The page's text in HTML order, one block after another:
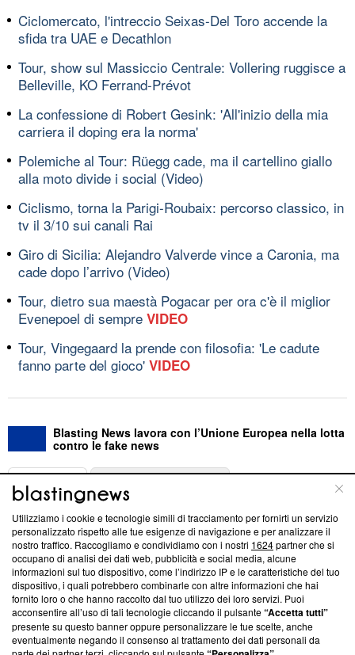
Ciclomercato, l'intreccio Seixas-Del Toro accende la
sfida tra UAE e Decathlon
Tour, show sul Massiccio Centrale: Vollering ruggisce a
Belleville, KO Ferrand-Prévot
La confessione di Robert Gesink: 'All'inizio della mia
carriera il doping era la norma'
Polemiche al Tour: Rüegg cade, ma il cartellino giallo
alla moto divide i social (Video)
Ciclismo, torna la Parigi-Roubaix: percorso classico, in
tv il 3/10 sui canali Rai
Giro di Sicilia: Alejandro Valverde vince a Caronia, ma
cade dopo l’arrivo (Video)
Tour, dietro sua maestà Pogacar per ora c'è il miglior
Evenepoel di sempre VIDEO
Tour, Vingegaard la prende con filosofia: 'Le cadute
fanno parte del gioco' VIDEO
Blasting News lavora con l’Unione Europea nella lotta
contro le fake news
ABOUT
Questa sezione offre informazioni trasparenti su Blasting
News, sui nostri processi editoriali e su come ci impegniamo a
creare news di qualità. Inoltre, afferma la nostra aderenza a
‘Trust Project - News with Integrity’Blasting News non è
ancora membro del programma, ma ha richiesto di farne
parte; Trust Project non ha ancora effettuato una verifica di
conformità agli standard.
Utilizziamo i cookie e tecnologie simili di tracciamento per fornirti un servizio
personalizzato rispetto alle tue esigenze di navigazione e per analizzare il
nostro traffico. Raccogliamo e condividiamo con i nostri 1624partner che si
occupano di analisi dei dati web, pubblicità e social media, alcune
informazioni sul tuo dispositivo, come l’indirizzo IP e le caratteristiche del tuo
dispositivo, i quali potrebbero combinarle con altre informazioni che hai
fornito loro o che hanno raccolto dal tuo utilizzo dei loro servizi. Puoi
acconsentire all’uso di tali tecnologie cliccando il pulsante“Accetta tutti”
presente su questo banner oppure personalizzare le tue scelte, anche
eventualmente negando il consenso al trattamento dei dati personali da